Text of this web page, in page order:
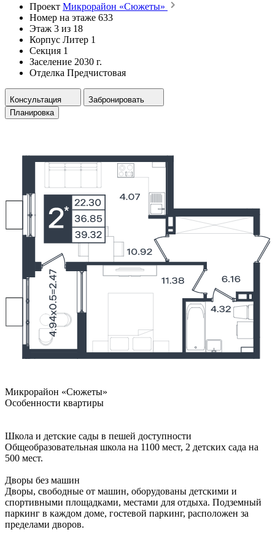
Проект Микрорайон «Сюжеты»
Номер на этаже 633
Этаж 3 из 18
Корпус Литер 1
Секция 1
Заселение 2030 г.
Отделка Предчистовая
Консультация
Забронировать
Планировка
Микрорайон «Сюжеты»
Особенности квартиры
Школа и детские сады в пешей доступности
Общеобразовательная школа на 1100 мест, 2 детских сада на
500 мест.
Дворы без машин
Дворы, свободные от машин, оборудованы детскими и
спортивными площадками, местами для отдыха. Подземный
паркинг в каждом доме, гостевой паркинг, расположен за
пределами дворов.